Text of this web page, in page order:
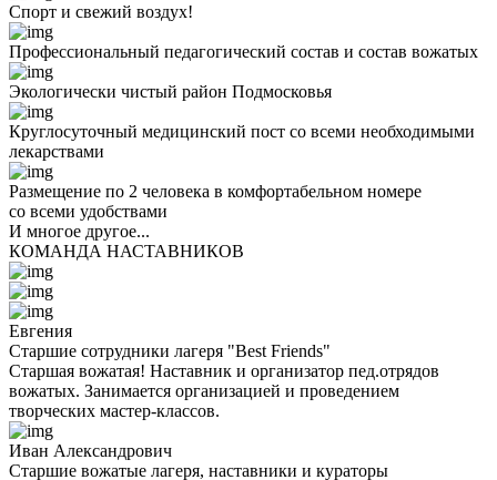
Спорт и свежий воздух!
Профессиональный педагогический состав и состав вожатых
Экологически чистый район Подмосковья
Круглосуточный медицинский пост со всеми необходимыми
лекарствами
Размещение по 2 человека в комфортабельном номере
со всеми удобствами
И многое другое...
КОМАНДА НАСТАВНИКОВ
Евгения
Старшие сотрудники лагеря "Best Friends"
Старшая вожатая! Наставник и организатор пед.отрядов
вожатых. Занимается организацией и проведением
творческих мастер-классов.
Иван Александрович
Старшие вожатые лагеря, наставники и кураторы